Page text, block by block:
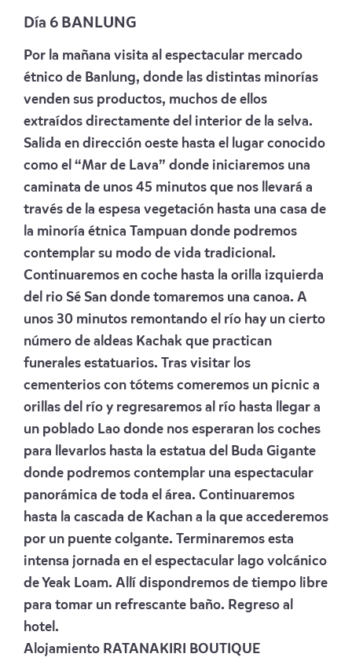
Día 6 BANLUNG
Por la mañana visita al espectacular mercado
étnico de Banlung, donde las distintas minorías
venden sus productos, muchos de ellos
extraídos directamente del interior de la selva.
Salida en dirección oeste hasta el lugar conocido
como el “Mar de Lava” donde iniciaremos una
caminata de unos 45 minutos que nos llevará a
través de la espesa vegetación hasta una casa de
la minoría étnica Tampuan donde podremos
contemplar su modo de vida tradicional.
Continuaremos en coche hasta la orilla izquierda
del rio Sé San donde tomaremos una canoa. A
unos 30 minutos remontando el río hay un cierto
número de aldeas Kachak que practican
funerales estatuarios. Tras visitar los
cementerios con tótems comeremos un picnic a
orillas del río y regresaremos al río hasta llegar a
un poblado Lao donde nos esperaran los coches
para llevarlos hasta la estatua del Buda Gigante
donde podremos contemplar una espectacular
panorámica de toda el área. Continuaremos
hasta la cascada de Kachan a la que accederemos
por un puente colgante. Terminaremos esta
intensa jornada en el espectacular lago volcánico
de Yeak Loam. Allí dispondremos de tiempo libre
para tomar un refrescante baño. Regreso al
hotel.
Alojamiento RATANAKIRI BOUTIQUE